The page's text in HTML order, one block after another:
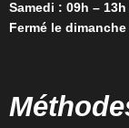
Samedi : 09h – 13h
Fermé le dimanche